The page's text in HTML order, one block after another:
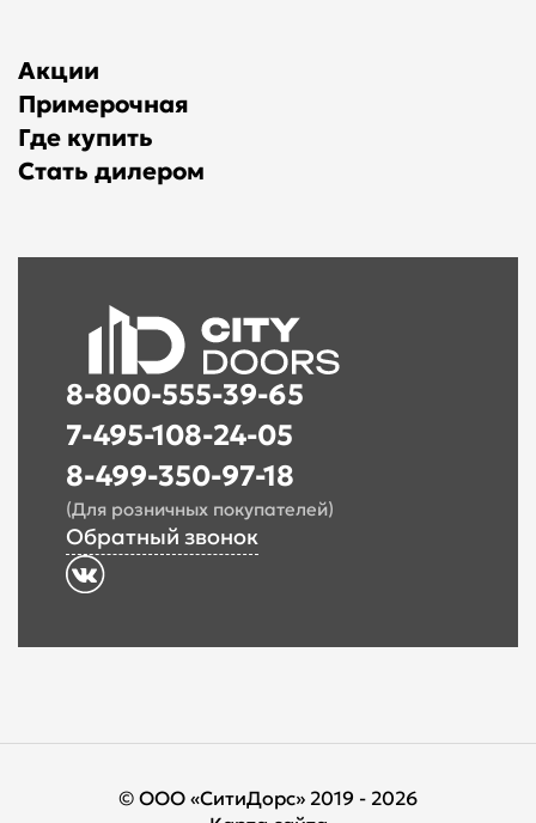
Акции
Примерочная
Где купить
Стать дилером
8-800-555-39-65
7-495-108-24-05
8-499-350-97-18
(Для розничных покупателей)
Обратный звонок
© ООО «СитиДорс» 2019 - 2026